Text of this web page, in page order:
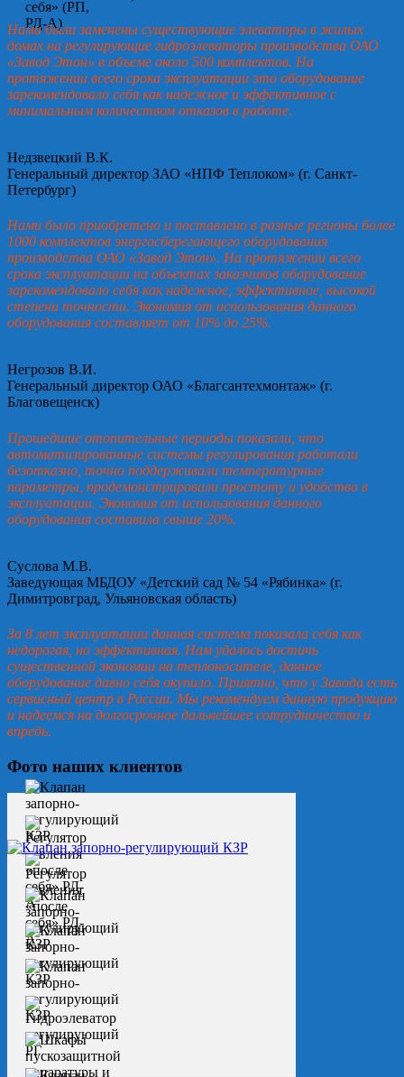
Нами были заменены существующие элеваторы в жилых
домах на регулирующие гидроэлеваторы производства ОАО
«Завод Этон» в объеме около 500 комплектов. На
протяжении всего срока эксплуатации это оборудование
зарекомендовало себя как надежное и эффективное с
минимальным количеством отказов в работе.
Недзвецкий В.К.
Генеральный директор ЗАО «НПФ Теплоком» (г. Санкт-
Петербург)
Нами было приобретено и поставлено в разные регионы более
1000 комплектов энергосберегающего оборудования
производства ОАО «Завод Этон». На протяжении всего
срока эксплуатации на объектах заказчиков оборудование
зарекомендовало себя как надежное, эффективное, высокой
степени точности. Экономия от использования данного
оборудования составляет от 10% до 25%.
Негрозов В.И.
Генеральный директор ОАО «Благсантехмонтаж» (г.
Благовещенск)
Прошедшие отопительные периоды показали, что
автоматизированные системы регулирования работали
безотказно, точно поддерживали температурные
параметры, продемонстрировали простоту и удобство в
эксплуатации. Экономия от использования данного
оборудования составила свыше 20%.
Суслова М.В.
Заведующая МБДОУ «Детский сад № 54 «Рябинка» (г.
Димитровград, Ульяновская область)
За 8 лет эксплуатации данная система показала себя как
недорогая, но эффективная. Нам удалось достичь
существенной экономии на теплоносителе, данное
оборудование давно себя окупило. Приятно, что у Завода есть
сервисный центр в России. Мы рекомендуем данную продукцию
и надеемся на долгосрочное дальнейшее сотрудничество и
впредь.
Фото наших клиентов